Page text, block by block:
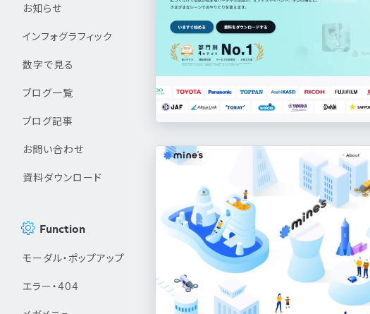
お知らせ
インフォグラフィック
数字で見る
ブログ一覧
ブログ記事
お問い合わせ
資料ダウンロード
Function
モーダル・ポップアップ
エラー・404